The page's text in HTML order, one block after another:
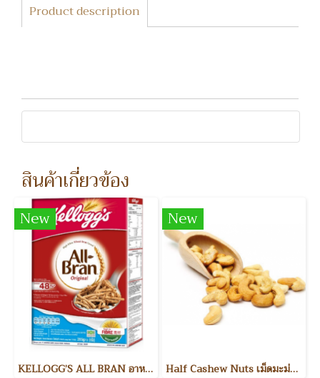
Product description
สินค้าเกี่ยวข้อง
New
KELLOGG’S ALL BRAN อาหารเช้า
New
Half Cashew Nuts เม็ดมะม่วงหิมพานต์แบ่งครึ่ง